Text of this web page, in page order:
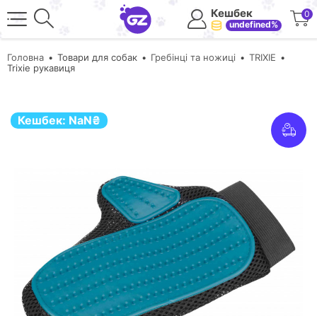
Кешбек
undefined%
0
Головна Товари для собак Гребінці та ножиці
TRIXIE
Trixie рукавиця
Кешбек: NaN₴